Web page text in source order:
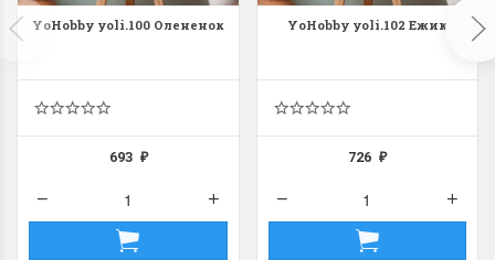
отличном состоянии.
Ларина Евгения Красивый
Очень красивый
раритетный
комплектация
1 апреля 2026
YoHobby yoli.100 Олененок
693 ₽
YoHobby yoli.102 Ежик
726₽